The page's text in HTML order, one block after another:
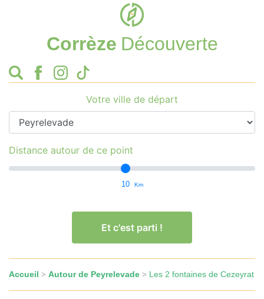
Corrèze Découverte
Votre ville de départ
Distance autour de ce point
10 Km
Et c'est parti !
Accueil > Autour de Peyrelevade > Les 2 fontaines de Cezeyrat